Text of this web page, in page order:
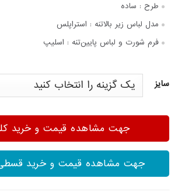
طرح : ساده
مدل لباس زیر بالاتنه : استراپلس
فرم شورت و لباس پایین‌تنه : اسلیپ
سایز
جهت مشاهده قیمت و خرید
جهت مشاهده قیمت و خرید